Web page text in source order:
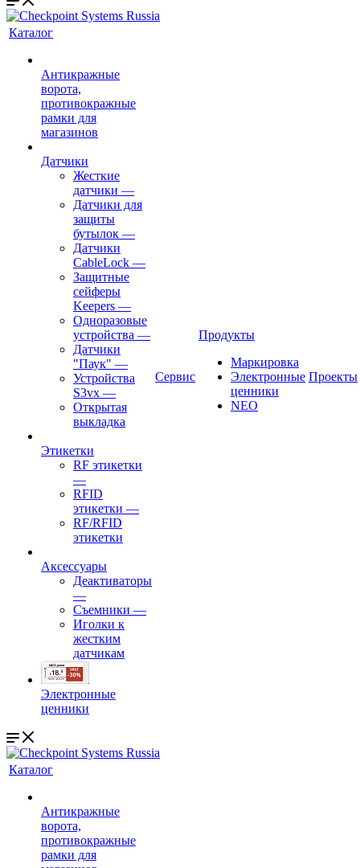
Каталог
Антикражные
ворота,
противокражные
рамки для
магазинов
Датчики
Жесткие
датчики —
Датчики для
защиты
бутылок —
Датчики
CableLock —
Защитные
сейферы
Keepers —
Одноразовые
устройства —
Датчики
"Паук" —
Устройства
S3vx —
Открытая
выкладка
Этикетки
RF этикетки
—
RFID
этикетки —
RF/RFID
этикетки
Аксессуары
Деактиваторы
—
Съемники —
Иголки к
жестким
датчикам
Электронные
ценники
Сервис
Продукты
Маркировка
Электронные
ценники
NEO
Проекты
Каталог
Антикражные
ворота,
противокражные
рамки для